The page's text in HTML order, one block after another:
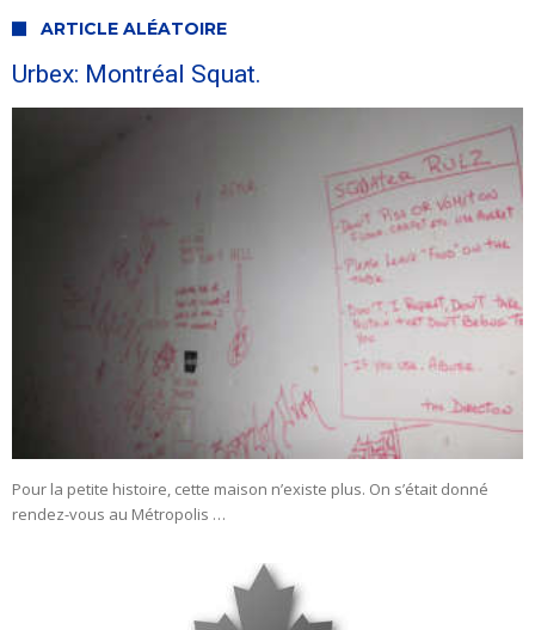
ARTICLE ALÉATOIRE
Urbex: Montréal Squat.
Pour la petite histoire, cette maison n’existe plus. On s’était donné
rendez-vous au Métropolis …